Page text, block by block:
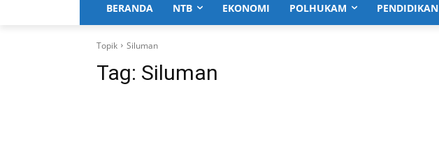
BERANDA NTB EKONOMI POLHUKAM PENDIDIKAN
Topik Siluman
Tag: Siluman